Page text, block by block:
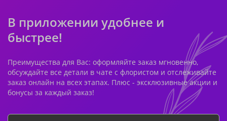
В приложении удобнее и
быстрее!
Преимущества для Вас: оформляйте заказ мгновенно,
обсуждайте все детали в чате с флористом и отслеживайте
заказ онлайн на всех этапах. Плюс - эксклюзивные акции и
бонусы за каждый заказ!